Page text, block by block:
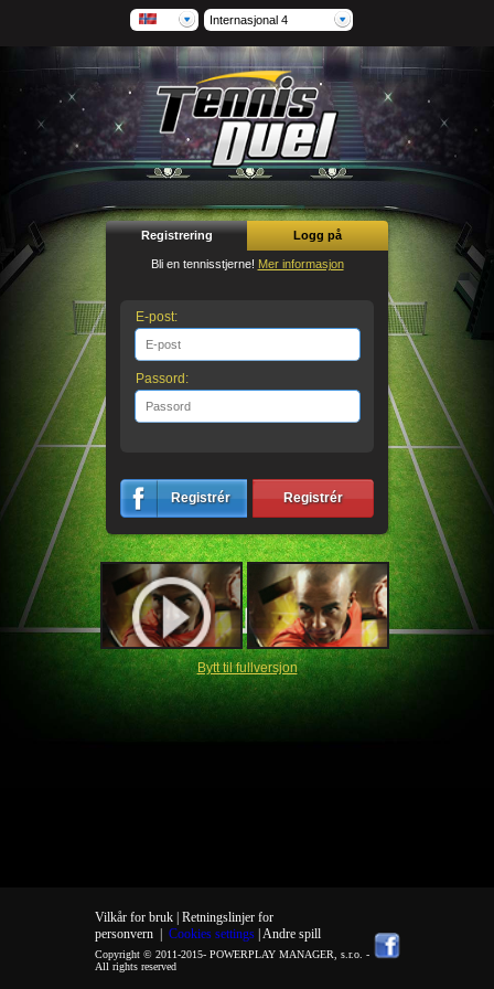
Internasjonal 4
Registrering Logg på
Bli en tennisstjerne! Mer informasjon
E-post:
Passord:
Registrér Registrér
Bytt til fullversjon
Vilkår for bruk | Retningslinjer for
personvern| Cookies settings | Andre spill
Copyright © 2011-2015- POWERPLAY MANAGER, s.r.o. -
All rights reserved